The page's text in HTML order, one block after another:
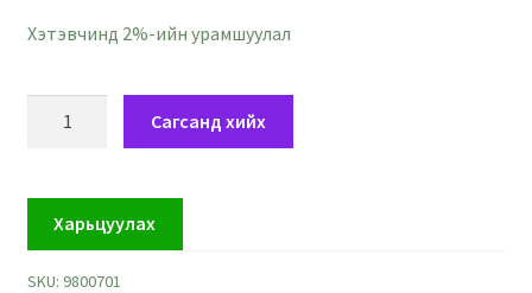
Хэтэвчинд 2%-ийн урамшуулал
хэлхэстэн
эсгийнцэр
-
50
Сагсанд хийх
Харьцуулах
SKU: 9800701